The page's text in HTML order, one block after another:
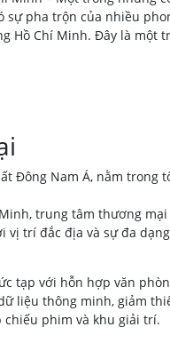
sự pha trộn của nhiều
Hồ Chí Minh. Đây là
Đông Nam Á, nằm
trung tâm thương
vị trí đắc địa và sự đa
tạp với hỗn hợp văn
liệu thông minh, giảm
phim và khu giải trí.